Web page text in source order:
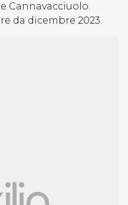
Cannavacciuolo.
da dicembre 2023.